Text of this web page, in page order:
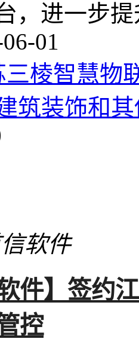
，进一步
01
三棱智慧物
筑装饰和
软件
软件】签约
控